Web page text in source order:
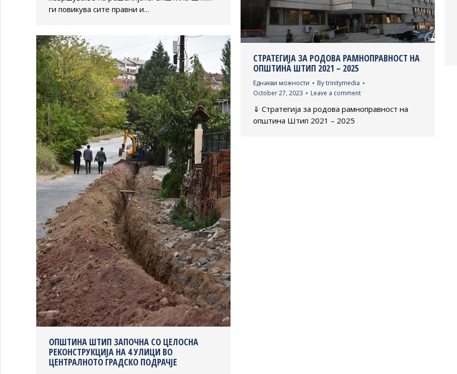
ги повикува сите правни и…
СТРАТЕГИЈА ЗА РОДОВА РАМНОПРАВНОСТ НА
ОПШТИНА ШТИП 2021 – 2025
Еднакви можности Bytrinitymedia
October 27, 2023
Leave a comment
⇓ Стратегија за родова рамноправност на
општина Штип 2021 – 2025
ОПШТИНА ШТИП ЗАПОЧНА СО ЦЕЛОСНА
РЕКОНСТРУКЦИЈА НА 4 УЛИЦИ ВО
ЦЕНТРАЛНОТО ГРАДСКО ПОДРАЧЈЕ